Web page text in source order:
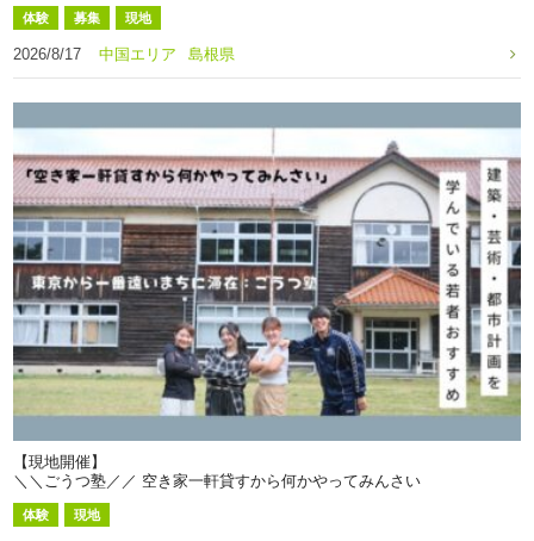
体験 募集 現地
2026/8/17 中国エリア 島根県
【現地開催】
＼＼ごうつ塾／／ 空き家一軒貸すから何かやってみんさい
体験 現地